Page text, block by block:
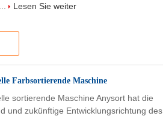
Lesen Sie weiter
Farbsortierende Maschine
sortierende Maschine Anysort hat die
und zukünftige Entwicklungsrichtung des